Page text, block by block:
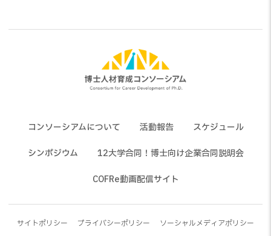
コンソーシアムについて 活動報告 スケジュール
シンポジウム 12大学合同！博士向け企業合同説明会
COFRe動画配信サイト
サイトポリシー プライバシーポリシー ソーシャルメディアポリシー